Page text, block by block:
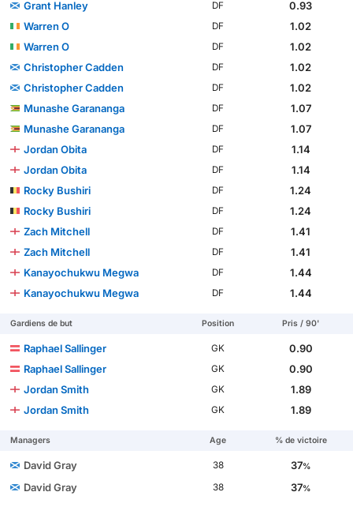
Grant Hanley DF
0.93
Warren O
DF
1.02
Warren O
DF
1.02
Christopher Cadden
DF
1.02
Christopher Cadden
DF
1.02
Munashe Garananga
DF
1.07
Munashe Garananga
DF
1.07
Jordan Obita
DF
1.14
Jordan Obita
DF
1.14
Rocky Bushiri
DF
1.24
Rocky Bushiri
DF
1.24
Zach Mitchell
DF
1.41
Zach Mitchell
DF
1.41
Kanayochukwu Megwa
DF
1.44
Kanayochukwu Megwa
DF 1.44
Gardiens de but Position Pris / 90'
Raphael Sallinger GK
0.90
Raphael Sallinger
GK
0.90
Jordan Smith
GK
1.89
Jordan Smith
GK 1.89
Managers Age % de victoire
David Gray 38 37%
David Gray 38 37%